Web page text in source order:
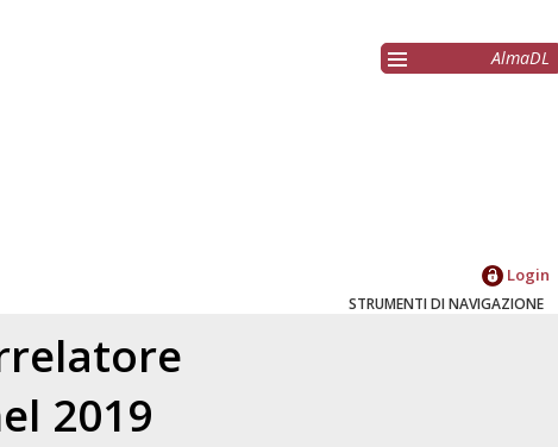
AlmaDL
Login
STRUMENTI DI NAVIGAZIONE
2019